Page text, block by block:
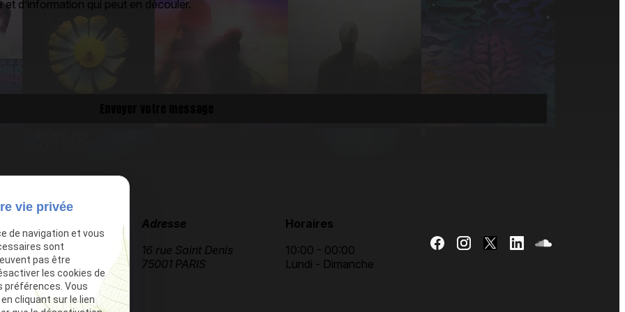
et d’information qui peut en découler.
09 51 19 34 90
Adresse
16 rue Saint Denis
75001 PARIS
Horaires
10:00 - 00:00
Lundi - Dimanche
vie privée
de navigation et vous
sont
pas être
les cookies de
préférences. Vous
cliquant sur le lien